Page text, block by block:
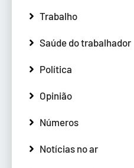
Trabalho
Saúde do trabalhador
Política
Opinião
Números
Notícias no ar